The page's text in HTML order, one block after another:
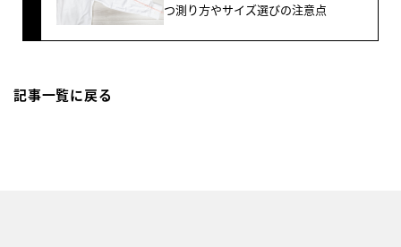
つ測り方やサイズ選びの注意点
記事一覧に戻る